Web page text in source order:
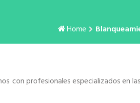
Home
con profesionales especializados en